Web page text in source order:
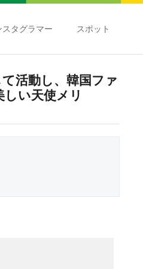
スタグラマー スポット
活動し、韓国ファ
い天使メリ